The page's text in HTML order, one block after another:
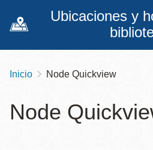
Ubicaciones y
Sobrescribir
de
Inicio Node Quickview
Node